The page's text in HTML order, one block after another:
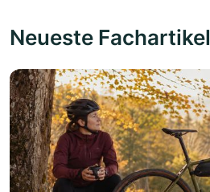
Neueste Fachartikel